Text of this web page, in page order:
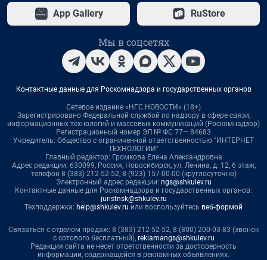
App Gallery RuStore
Мы в соцсетях
Контактные данные для Роскомнадзора и государственных органов
Сетевое издание «НГС.НОВОСТИ» (18+)
Зарегистрировано Федеральной службой по надзору в сфере связи,
информационных технологий и массовых коммуникаций (Роскомнадзор)
Регистрационный номер ЭЛ № ФС 77— 84683
Учредитель: Общество с ограниченной ответственностью "ИНТЕРНЕТ
ТЕХНОЛОГИИ"
Главный редактор: Громкова Елена Александровна
Адрес редакции: 630099, Россия, Новосибирск, ул. Ленина, д. 12, 6 этаж,
телефон 8 (383) 212-52-52, 8 (923) 157-00-00 (круглосуточно)
Электронный адрес редакции: ngs@shkulev.ru
Контактные данные для Роскомнадзора и государственных органов:
juristnsk@shkulev.ru
Техподдержка: help@shkulev.ru или воспользуйтесь веб-формой
Связаться с отделом продаж: 8 (383) 212-52-52, 8 (800) 200-03-83 (звонок
с сотового бесплатный), reklamangs@shkulev.ru
Редакция сайта не несет ответственности за достоверность
информации, содержащейся в рекламных объявлениях.